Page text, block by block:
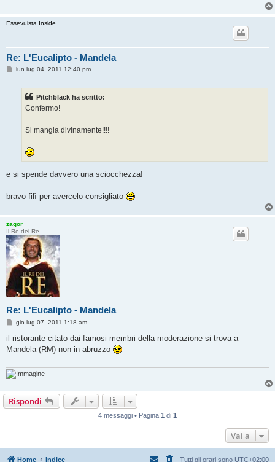
Essevuista Inside
Re: L'Eucalipto - Mandela
Mlun lug 04, 2011 12:40 pm
Pitchblack ha scritto:
Confermo!
Si mangia divinamente!!!!
e si spende davvero una sciocchezza!
bravo filì per avercelo consigliato
zagor
Il Re dei Re
Re: L'Eucalipto - Mandela
M
s
a
i
o
gio lug 07, 2011 1:18 am
il ristorante citato dai famosi membri della moderazione si trova a
Mandela (RM) non in abruzzo
Rispondi
4 messaggi • Pagina 1 di 1
Vai a
Home Indice Tutti gli orari sono UTC+02:00